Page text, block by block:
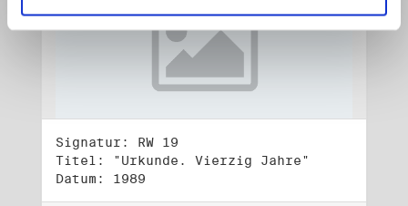
Signatur: RW 19
Titel: "Urkunde. Vierzig Jahre"
Datum: 1989